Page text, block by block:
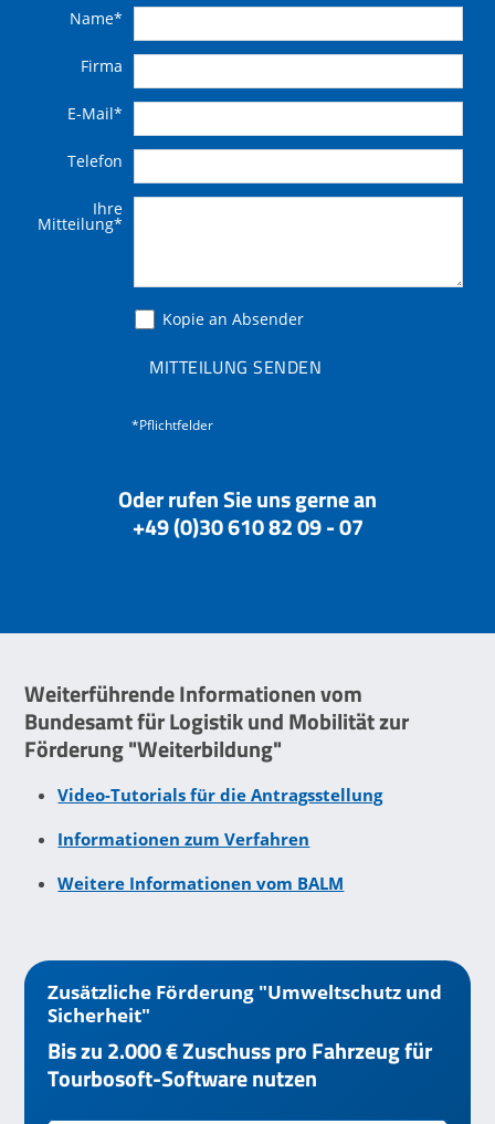
Name*
Firma
E-Mail*
Telefon
Ihre
Mitteilung*
Kopie an Absender
MITTEILUNG SENDEN
*Pflichtfelder
Oder rufen Sie uns gerne an
+49 (0)30 610 82 09 - 07
Weiterführende Informationen vom
Bundesamt für Logistik und Mobilität zur
Förderung "Weiterbildung"
Video-Tutorials für die Antragsstellung
Informationen zum Verfahren
Weitere Informationen vom BALM
Zusätzliche Förderung "Umweltschutz und
Sicherheit"
Bis zu 2.000 € Zuschuss pro Fahrzeug für
Tourbosoft-Software nutzen